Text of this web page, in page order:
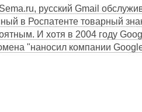
русский Gmail
в Роспатенте товарный
И хотя в 2004 году
"наносил компании